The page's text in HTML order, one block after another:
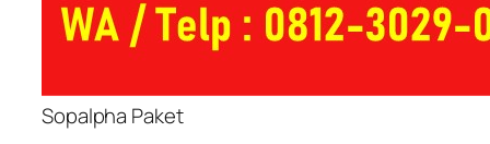
Sopalpha Paket